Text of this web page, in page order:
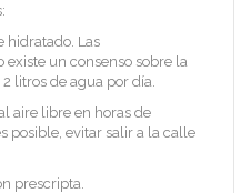
hidratado. Las
un consenso sobre la
litros de agua por día.
aire libre en horas de
posible, evitar salir a la calle
prescripta.